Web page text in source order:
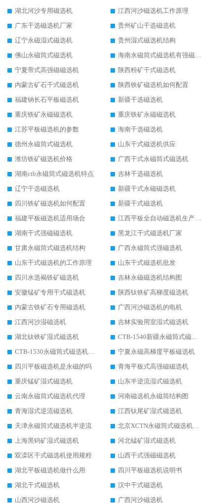
湖北河沙专用磁选机
江西河沙磁选机工作原理
广东干选磁选机厂家
贵州矿山干选磁选机
辽宁永磁湿式磁选机
贵州湿式磁选机结构
佛山永磁筒式磁选机
海南永磁筒式磁选机有强磁的吗
宁夏带式高强磁磁选机
陕西粉矿干式磁选机
内蒙古矿石干式磁选机
陕西铁矿磁选机如何配置
福建钠长石平板磁选机
新疆干选磁选机
重庆铁矿永磁磁选机
重庆铁矿永磁磁选机
江苏平板磁选机的参数
海南干选磁选机
德州永磁筒式磁选机
山东干式磁选机供应
潍坊铁矿磁选机价格
广西干式永磁筒式磁选机
湖南ctb永磁筒式磁选机特点
吉林干选磁选机
辽宁干选磁选机
新疆干式永磁磁选机
四川铁矿磁选机如何配置
新疆干式磁选机
福建平板磁选机适用场合
江西平板全自动磁选机生产厂家
湖南干式强磁磁选机
黑龙江干式磁选机厂家
甘肃永磁筒式磁选机结构
广西永磁筒式强磁选机
山东干式磁选机的工作原理
山东干式磁选机批发
四川水选褐铁矿磁选机
吉林永磁磁选机结构图
安徽锰矿专用干式磁选机
陕西钛铁矿高梯度磁选机
内蒙古铁矿石专用磁选机
广西河沙磁选机的电机
江西河沙湿磁选机
吉林实验用室湿式磁选机
湖北钛铁矿湿式磁选机
CTB-1540新疆永磁筒式磁选机
CTB-1530永磁筒式磁选机代理商
宁夏永磁高梯度平板磁选机
四川平板磁选机是永磁的吗
青海平板式高强磁磁选机
重庆锰矿湿式磁选机
山东半逆流湿式磁选机
云南永磁筒式磁选机代理
河南磁选机永磁筒结构图
青海湿式逆流磁选机
江西钛尾矿湿式磁选机
天津永磁筒式磁选机半逆流
北京XCTN永磁筒式磁选机磁块位置
上海黑钨矿湿式磁选机
河北锰矿湿式磁选机
双滦区干式磁选机使用规程
山西干式强磁磁选机
湖北平板磁选机做什么用
四川平板磁选机说明书
湖北干式磁选机
汉中干式磁选机
山西河沙磁选机
广西河沙磁选机